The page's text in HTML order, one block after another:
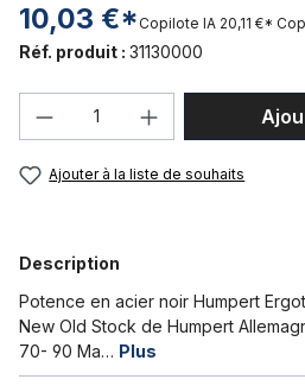
10,03 €* Copilote IA 20,11 €*
Réf. produit : 31130000
Quantité de produit :
Ajouter à la liste de souhaits
Description
Potence en acier noir Humpert
New Old Stock de Humpert
70- 90 Ma… Plus